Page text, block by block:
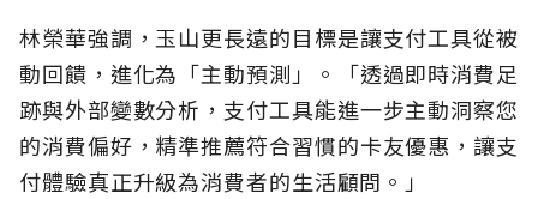
林榮華強調，玉山更長遠的目標是讓支付工具從被
動回饋，進化為「主動預測」。「透過即時消費足
跡與外部變數分析，支付工具能進一步主動洞察您
的消費偏好，精準推薦符合習慣的卡友優惠，讓支
付體驗真正升級為消費者的生活顧問。」